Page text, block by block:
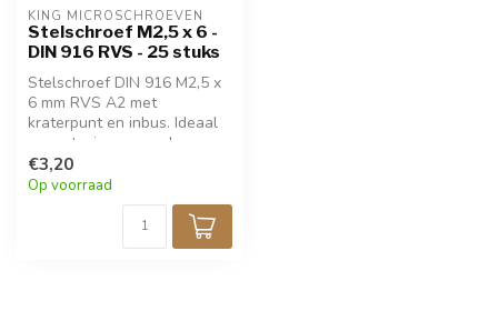
KING MICROSCHROEVEN
Stelschroef M2,5 x 6 -
DIN 916 RVS - 25 stuks
Stelschroef DIN 916 M2,5 x
6 mm RVS A2 met
kraterpunt en inbus. Ideaal
voor stevige, verzonken
fixatie in fijnmechanica en
techniek. RVS uitgevoerd
voor bescherming tegen
corrosie. Verpakt per 25
€3,20
Op voorraad